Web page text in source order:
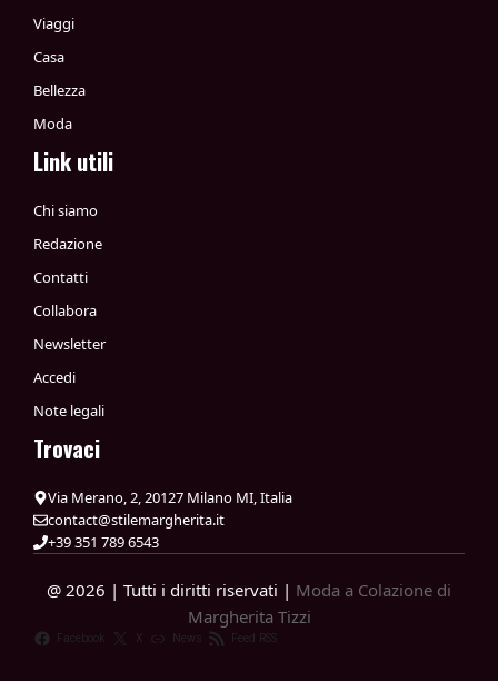
Viaggi
Casa
Bellezza
Moda
Link utili
Chi siamo
Redazione
Contatti
Collabora
Newsletter
Accedi
Note legali
Trovaci
Via Merano, 2, 20127 Milano MI, Italia
contact@stilemargherita.it
+39 351 789 6543
@ 2026 | Tutti i diritti riservati | Moda a Colazione di
Margherita Tizzi
Facebook X News Feed RSS